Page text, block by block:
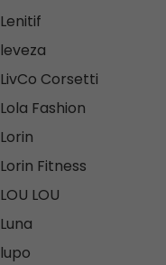
Lenitif
leveza
LivCo Corsetti
Lola Fashion
Lorin
Lorin Fitness
LOU LOU
Luna
lupo